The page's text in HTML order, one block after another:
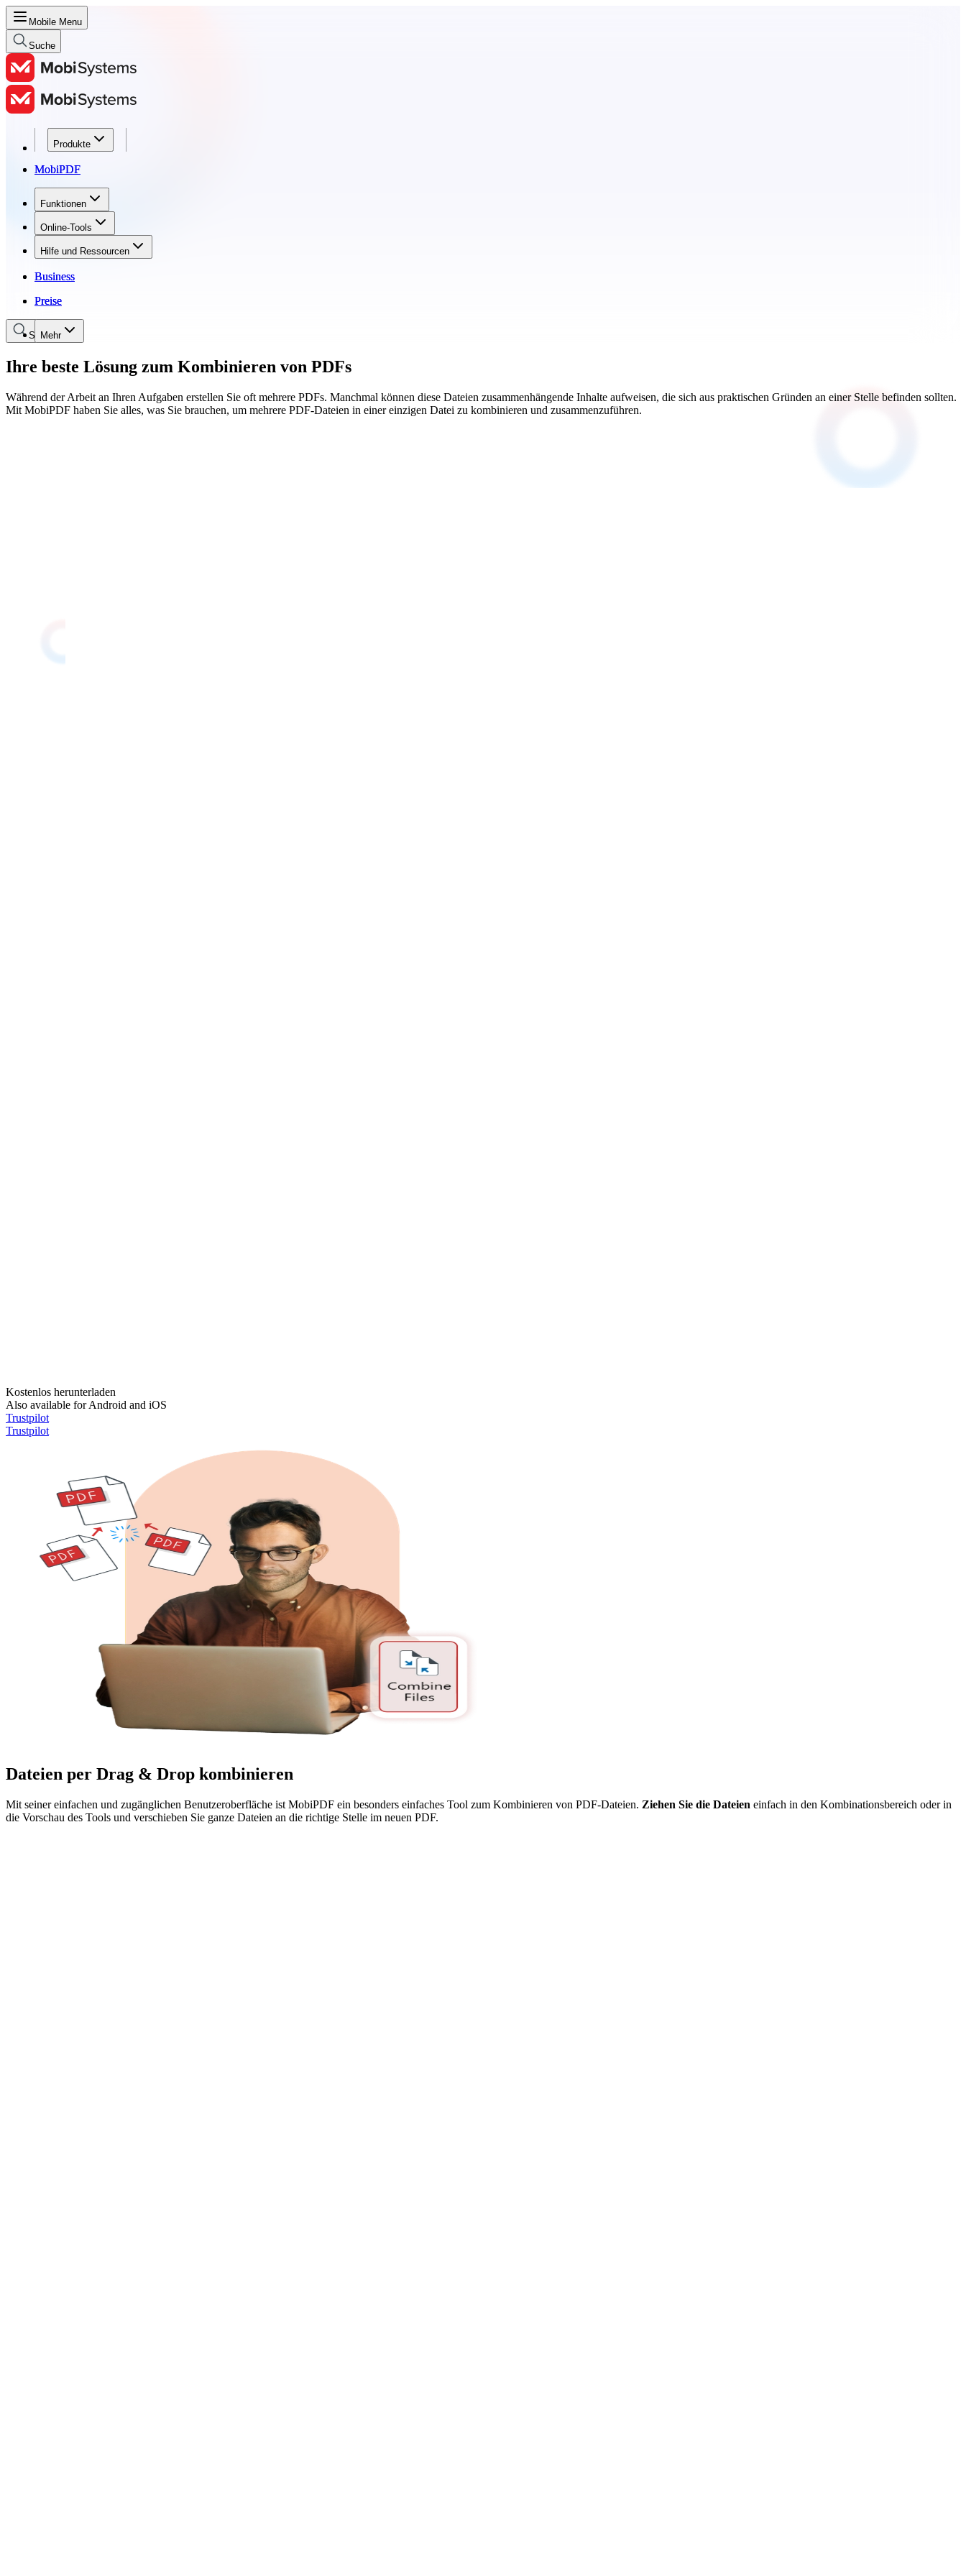
Mobile Menu
Suche
Produkte
MobiPDF
Funktionen
Online-Tools
Hilfe und Ressourcen
Business
Preise
Mehr
Produkte
MobiPDF
Funktionen
Online-Tools
Hilfe und Ressourcen
Business
Preise
Suche
Ihre beste Lösung zum Kombinieren von PDFs
Während der Arbeit an Ihren Aufgaben erstellen Sie oft mehrere PDFs. Manchmal können diese Dateien zusammenhängende Inhalte aufweisen, die sich aus praktischen Gründen an einer Stelle befinden sollten.
Mit MobiPDF haben Sie alles, was Sie brauchen, um mehrere PDF-Dateien in einer einzigen Datei zu kombinieren und zusammenzuführen.
Kostenlos herunterladen
Also available for Android and iOS
Trustpilot
Trustpilot
Dateien per Drag & Drop kombinieren
Mit seiner einfachen und zugänglichen Benutzeroberfläche ist MobiPDF ein besonders einfaches Tool zum Kombinieren von PDF-Dateien. Ziehen Sie die Dateien einfach in den Kombinationsbereich oder in
die Vorschau des Tools und verschieben Sie ganze Dateien an die richtige Stelle im neuen PDF.